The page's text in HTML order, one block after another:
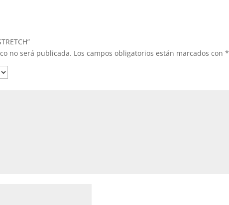
no será publicada. Los campos obligatorios están marcados con*